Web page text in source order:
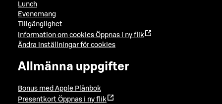
Lunch
Evenemang
Tillgänglighet
Information om cookies Öppnas i ny flik
Ändra inställningar för cookies
Allmänna uppgifter
Bonus med Apple Plånbok
Presentkort Öppnas i ny flik